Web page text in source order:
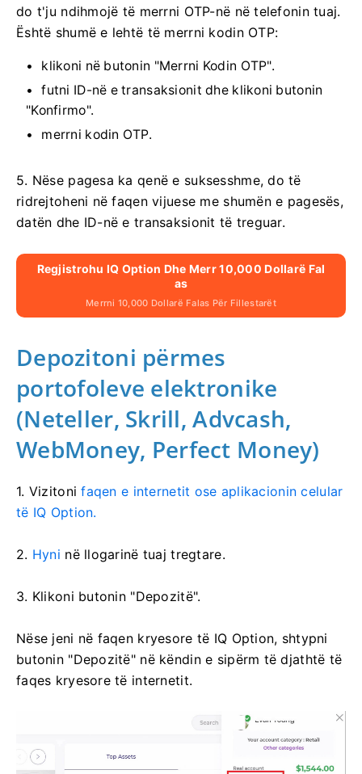
do t'ju ndihmojë të merrni OTP-në në telefonin tuaj.
Është shumë e lehtë të merrni kodin OTP:
klikoni në butonin "Merrni Kodin OTP".
futni ID-në e transaksionit dhe klikoni butonin
"Konfirmo".
merrni kodin OTP.
5. Nëse pagesa ka qenë e suksesshme, do të
ridrejtoheni në faqen vijuese me shumën e pagesës,
datën dhe ID-në e transaksionit të treguar.
Regjistrohu IQ Option Dhe Merr 10,000 Dollarë Fal
As
Merrni 10,000 Dollarë Falas Për Fillestarët
Depozitoni përmes
portofoleve elektronike
(Neteller, Skrill, Advcash,
WebMoney, Perfect Money)
1. Vizitonifaqen e internetit ose aplikacionin celular
të IQ Option.
2. Hyni në llogarinë tuaj tregtare.
3. Klikoni butonin "Depozitë".
Nëse jeni në faqen kryesore të IQ Option, shtypni
butonin "Depozitë" në këndin e sipërm të djathtë të
faqes kryesore të internetit.